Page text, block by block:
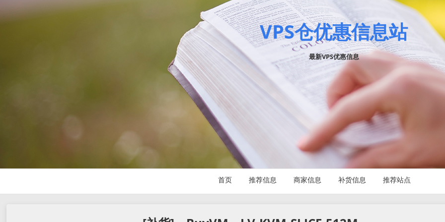
VPS仓优惠信息站
最新VPS优惠信息
首页 推荐信息 商家信息 补货信息 推荐站点